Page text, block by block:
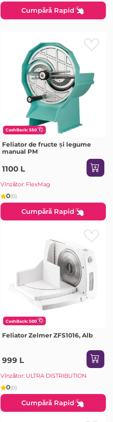
Cumpără Rapid
CashBack: 550
Feliator de fructe și legume
manual PM
1100 L
Vînzător: FlexMag
0(0)
Cumpără Rapid
CashBack: 500
Feliator Zelmer ZFS1016, Alb
999 L
Vînzător: ULTRA DISTRIBUTION
0(0)
Cumpără Rapid